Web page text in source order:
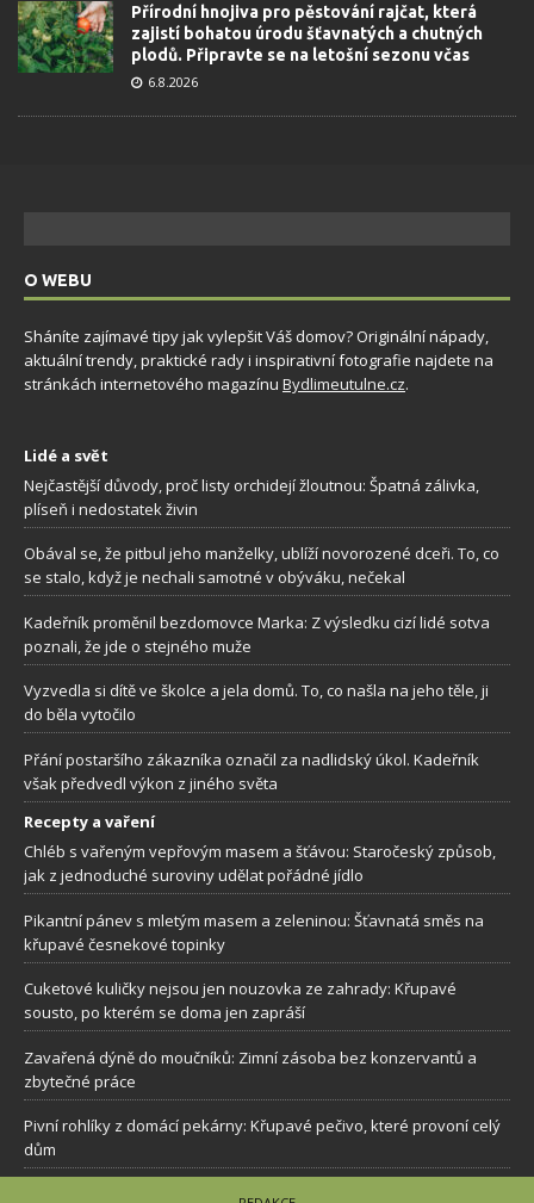
Přírodní hnojiva pro pěstování rajčat, která
zajistí bohatou úrodu šťavnatých a chutných
plodů. Připravte se na letošní sezonu včas
6.8.2026
O WEBU
Sháníte zajímavé tipy jak vylepšit Váš domov? Originální nápady,
aktuální trendy, praktické rady i inspirativní fotografie najdete na
stránkách internetového magazínu Bydlimeutulne.cz.
Lidé a svět
Nejčastější důvody, proč listy orchidejí žloutnou: Špatná zálivka,
plíseň i nedostatek živin
Obával se, že pitbul jeho manželky, ublíží novorozené dceři. To, co
se stalo, když je nechali samotné v obýváku, nečekal
Kadeřník proměnil bezdomovce Marka: Z výsledku cizí lidé sotva
poznali, že jde o stejného muže
Vyzvedla si dítě ve školce a jela domů. To, co našla na jeho těle, ji
do běla vytočilo
Přání postaršího zákazníka označil za nadlidský úkol. Kadeřník
však předvedl výkon z jiného světa
Recepty a vaření
Chléb s vařeným vepřovým masem a šťávou: Staročeský způsob,
jak z jednoduché suroviny udělat pořádné jídlo
Pikantní pánev s mletým masem a zeleninou: Šťavnatá směs na
křupavé česnekové topinky
Cuketové kuličky nejsou jen nouzovka ze zahrady: Křupavé
sousto, po kterém se doma jen zapráší
Zavařená dýně do moučníků: Zimní zásoba bez konzervantů a
zbytečné práce
Pivní rohlíky z domácí pekárny: Křupavé pečivo, které provoní celý
dům